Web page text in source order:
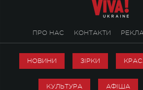
ПРО НАС КОНТАКТИ
НОВИНИ ЗІРКИ
КУЛЬТУРА АФІША